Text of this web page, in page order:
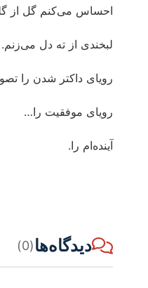
احساس می‌کنم گل از
لبخندی از ته دل می‌زنم.
رویای داکتر شدن را
رویای موفقیت را…
آینده‌ام را.
دیدگاه‌ها(0)